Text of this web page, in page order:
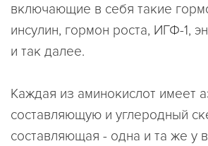
включающие в себя такие
инсулин, гормон роста, ИГФ-1,
и так далее.
Каждая из аминокислот имеет
составляющую и углеродный
составляющая - одна и та же у